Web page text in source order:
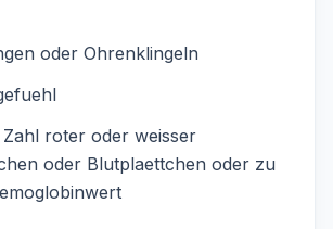
oder Ohrenklingeln
roter oder weisser
oder Blutplaettchen oder zu